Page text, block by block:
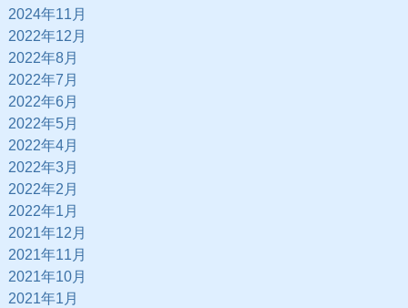
2024年11月
2022年12月
2022年8月
2022年7月
2022年6月
2022年5月
2022年4月
2022年3月
2022年2月
2022年1月
2021年12月
2021年11月
2021年10月
2021年1月